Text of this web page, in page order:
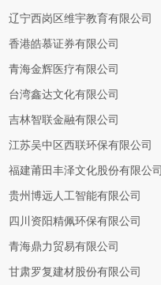
辽宁西岗区维宇教育有限公司
香港皓慕证券有限公司
青海金辉医疗有限公司
台湾鑫达文化有限公司
吉林智联金融有限公司
江苏吴中区西联环保有限公司
福建莆田丰泽文化股份有限公司
贵州博远人工智能有限公司
四川资阳精佩环保有限公司
青海鼎力贸易有限公司
甘肃罗复建材股份有限公司